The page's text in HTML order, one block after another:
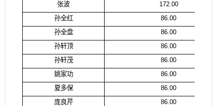
张波
172.00
孙全红
86.00
孙全盘
86.00
孙轩顶
86.00
孙轩茂
86.00
姚家功
86.00
夏多保
86.00
庞良芹
86.00